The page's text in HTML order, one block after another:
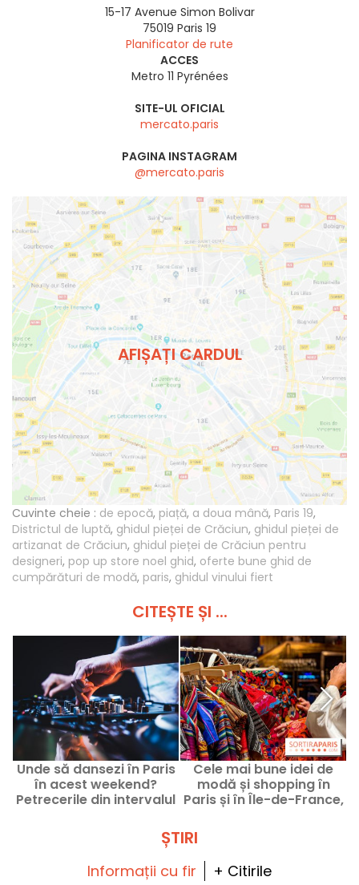
15-17 Avenue Simon Bolivar
75019 Paris 19
Planificator de rute
ACCES
Metro 11 Pyrénées
SITE-UL OFICIAL
mercato.paris
PAGINA INSTAGRAM
@mercato.paris
AFIȘAȚI CARDUL
Cuvinte cheie : de epocă, piață, a doua mână, Paris 19,
Districtul de luptă, ghidul pieței de Crăciun, ghidul pieței de
artizanat de Crăciun, ghidul pieței de Crăciun pentru
designeri, pop up store noel ghid, oferte bune ghid de
cumpărături de modă, paris, ghidul vinului fiert
CITEȘTE ȘI ...
Unde să dansezi în Paris
în acest weekend?
Petrecerile din intervalul
Cele mai bune idei de
modă și shopping în
Paris și în Île-de-France,
ȘTIRI
Informații cu fir + Citirile